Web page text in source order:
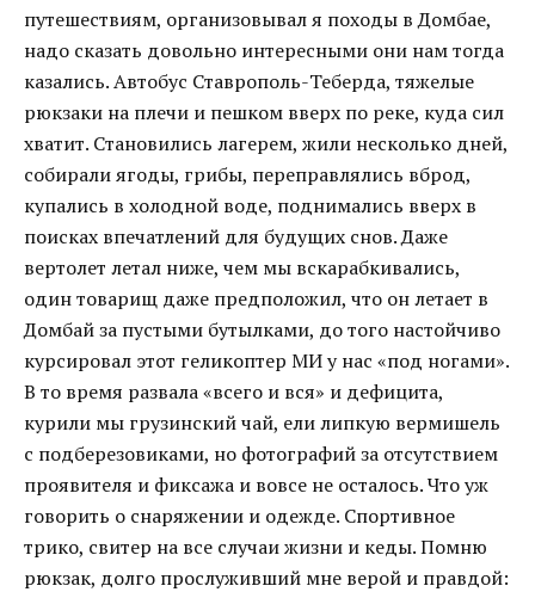
путешествиям, организовывал я походы в Домбае,
надо сказать довольно интересными они нам тогда
казались. Автобус Ставрополь-Теберда, тяжелые
рюкзаки на плечи и пешком вверх по реке, куда сил
хватит. Становились лагерем, жили несколько дней,
собирали ягоды, грибы, переправлялись вброд,
купались в холодной воде, поднимались вверх в
поисках впечатлений для будущих снов. Даже
вертолет летал ниже, чем мы вскарабкивались,
один товарищ даже предположил, что он летает в
Домбай за пустыми бутылками, до того настойчиво
курсировал этот геликоптер МИ у нас «под ногами».
В то время развала «всего и вся» и дефицита,
курили мы грузинский чай, ели липкую вермишель
с подберезовиками, но фотографий за отсутствием
проявителя и фиксажа и вовсе не осталось. Что уж
говорить о снаряжении и одежде. Спортивное
трико, свитер на все случаи жизни и кеды. Помню
рюкзак, долго прослуживший мне верой и правдой: